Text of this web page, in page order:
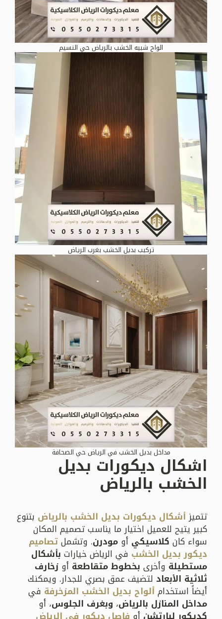
الواح شبيه الخشب بالرياض حي النسيم
تركيب بديل الخشب بغرب الرياض
مداخل بديل الخشب في الرياض حي الصحافة
اشكال ديكورات بديل
الخشب بالرياض
تتميزأشكال ديكورات بديل الخشب بالرياض بتنوع
كبير يتيح للعميل اختيار ما يناسب تصميم المكان
سواء كان كلاسيكي أو مودرن. وتشملتصاميم
ديكور بديل الخشب في الرياض خيارات بأشكال
مستطيلة وأخرى بخطوط متقاطعة أو زخارف
ثلاثية الأبعاد لتضيف عمق بصري للجدار. ويمكنك
أيضاً استخدامألواح بديل الخشب المزخرفة في
مداخل المنازل بالرياض، وبغرف الجلوس، أو